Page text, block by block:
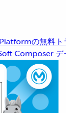
の無料ト
Composer デ